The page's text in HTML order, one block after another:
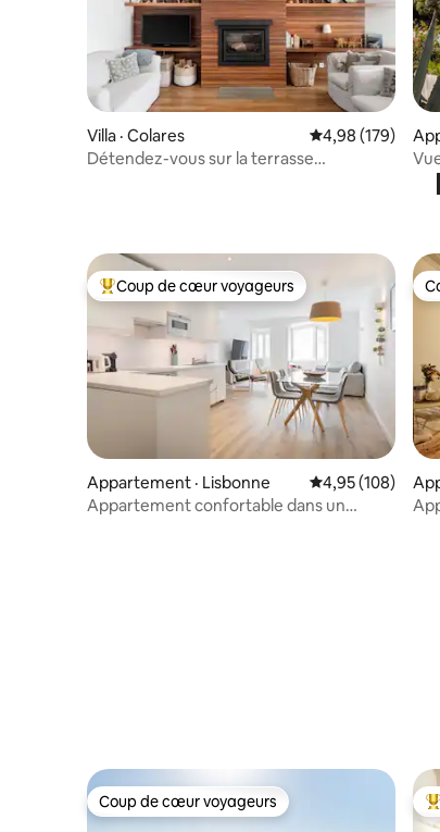
Villa · Colares Note moyenne
4,98 (179)
Détendez-vous sur la terrasse
Coup de cœur voyageurs parmi les plus aimés
Coup de cœur voyageurs
Appartement · Lisbonne Note moyenne
4,95 (108)
Appartement confortable dans un
Coup de cœur voyageurs
Coup de cœur voyageurs